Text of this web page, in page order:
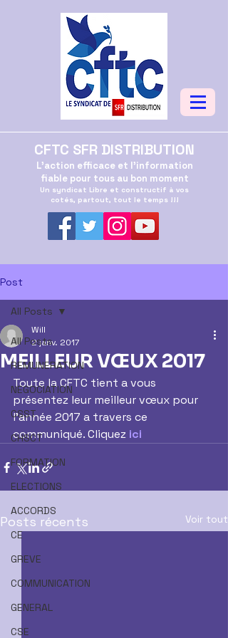
CFTC SFR DISTRIBUTION
L'action efficace et l'information
fiable pour tous au bon moment
Un syndicat Libre et constructif à vos
cotés, partout, tout le temps !!!
Post
All Posts
REMUNERATION
NEGOCIATION
CSST
CHSCT
FORMATION
ELECTIONS
ACCORDS
CE
GREVE
COMMUNICATION
GENERAL
CSE
All Posts
MEILLEUR VŒUX 2017
Will
2 janv. 2017
Toute la CFTC tient a vous
présentez leur meilleur vœux pour
l'année 2017 a travers ce
communiqué. Cliquez ici
Posts récents Voir tout